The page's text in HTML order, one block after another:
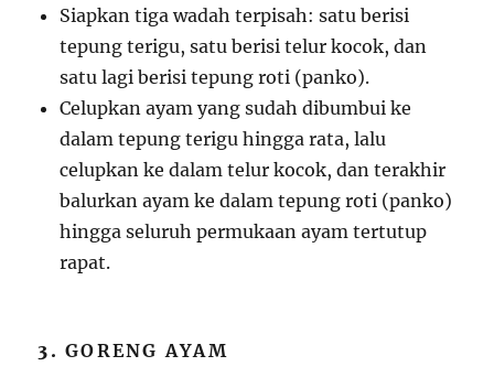
Siapkan tiga wadah terpisah: satu berisi
tepung terigu, satu berisi telur kocok, dan
satu lagi berisi tepung roti (panko).
Celupkan ayam yang sudah dibumbui ke
dalam tepung terigu hingga rata, lalu
celupkan ke dalam telur kocok, dan terakhir
balurkan ayam ke dalam tepung roti (panko)
hingga seluruh permukaan ayam tertutup
rapat.
3.GORENG AYAM